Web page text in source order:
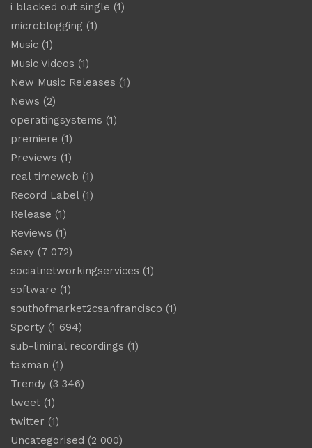
i blacked out single (1)
microblogging (1)
Music (1)
Music Videos (1)
New Music Releases (1)
News (2)
operatingsystems (1)
premiere (1)
Previews (1)
real timeweb (1)
Record Label(1)
Release (1)
Reviews (1)
Sexy (7 072)
socialnetworkingservices (1)
software (1)
southofmarket2csanfrancisco (1)
Sporty (1 694)
sub-liminal recordings (1)
taxman (1)
Trendy (3 346)
tweet (1)
twitter (1)
Uncategorised (2 000)